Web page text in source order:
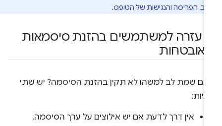
הפריסה והנגישות של הטופס.
עזרה למשתמשים בהזנת סיסמאות
שמת לב למשהו לא תקין בהזנת הסיסמה? יש שתי
אין דרך לדעת אם יש אילוצים על ערך הסיסמה.